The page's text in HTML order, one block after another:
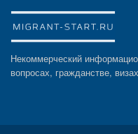
Некоммерческий
вопросах, гражданстве,